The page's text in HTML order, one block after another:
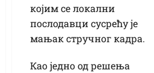
којим се локални
послодавци сусрећу је
мањак стручног кадра.
Као једно од решења